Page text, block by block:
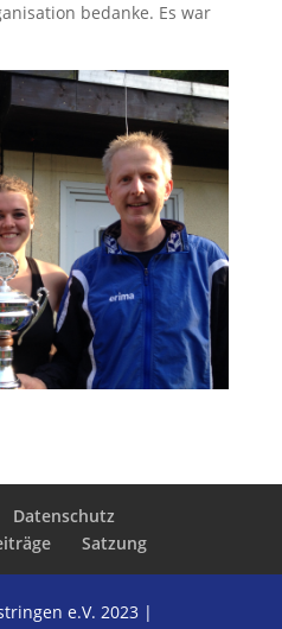
bedanke. Es war
Datenschutz
Satzung
e.V. 2023 |